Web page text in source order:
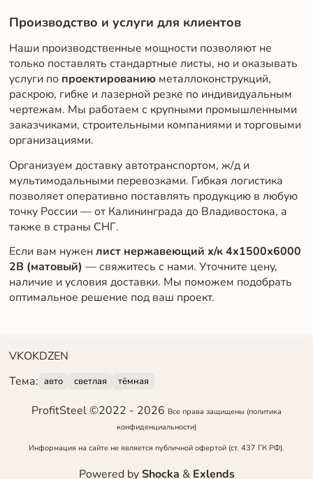
Производство и услуги для клиентов
Наши производственные мощности позволяют не
только поставлять стандартные листы, но и оказывать
услуги по проектированиюметаллоконструкций,
раскрою, гибке и лазерной резке по индивидуальным
чертежам. Мы работаем с крупными промышленными
заказчиками, строительными компаниями и торговыми
организациями.
Организуем доставку автотранспортом, ж/д и
мультимодальными перевозками. Гибкая логистика
позволяет оперативно поставлять продукцию в любую
точку России — от Калининграда до Владивостока, а
также в страны СНГ.
Если вам нуженлист нержавеющий х/к 4х1500х6000
2B (матовый) — свяжитесь с нами. Уточните цену,
наличие и условия доставки. Мы поможем подобрать
оптимальное решение под ваш проект.
VKOKDZEN
Тема: авто светлая тёмная
ProfitSteel ©2022 - 2026 Все права защищены (политика
конфиденциальности)
Информация на сайте не является публичной офертой (ст. 437 ГК РФ).
Powered by Shocka & Exlends